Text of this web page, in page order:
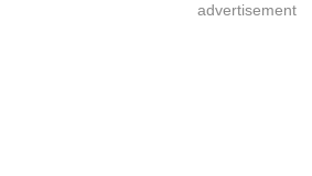
advertisement